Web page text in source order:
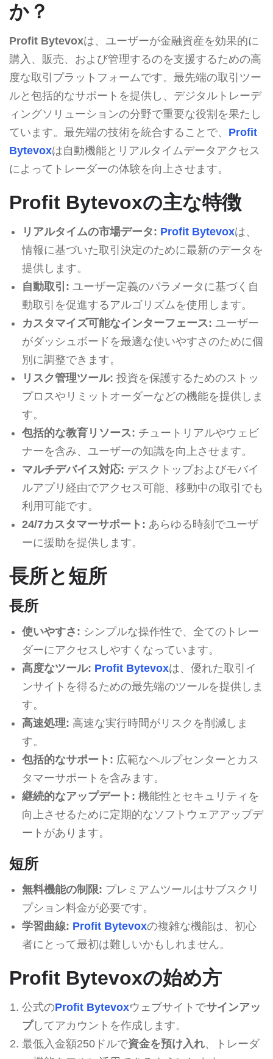
か？
Profit Bytevoxは、ユーザーが金融資産を効果的に
購入、販売、および管理するのを支援するための高
度な取引プラットフォームです。最先端の取引ツー
ルと包括的なサポートを提供し、デジタルトレーデ
ィングソリューションの分野で重要な役割を果たし
ています。最先端の技術を統合することで、 Profit
Bytevoxは自動機能とリアルタイムデータアクセス
によってトレーダーの体験を向上させます。
Profit Bytevoxの主な特徴
リアルタイムの市場データ: Profit Bytevoxは、
情報に基づいた取引決定のために最新のデータを
提供します。
自動取引: ユーザー定義のパラメータに基づく自
動取引を促進するアルゴリズムを使用します。
カスタマイズ可能なインターフェース: ユーザー
がダッシュボードを最適な使いやすさのために個
別に調整できます。
リスク管理ツール: 投資を保護するためのストッ
プロスやリミットオーダーなどの機能を提供しま
す。
包括的な教育リソース: チュートリアルやウェビ
ナーを含み、ユーザーの知識を向上させます。
マルチデバイス対応: デスクトップおよびモバイ
ルアプリ経由でアクセス可能、移動中の取引でも
利用可能です。
24/7カスタマーサポート: あらゆる時刻でユーザ
ーに援助を提供します。
長所と短所
長所
使いやすさ: シンプルな操作性で、全てのトレー
ダーにアクセスしやすくなっています。
高度なツール: Profit Bytevoxは、優れた取引イ
ンサイトを得るための最先端のツールを提供しま
す。
高速処理: 高速な実行時間がリスクを削減しま
す。
包括的なサポート: 広範なヘルプセンターとカス
タマーサポートを含みます。
継続的なアップデート: 機能性とセキュリティを
向上させるために定期的なソフトウェアアップデ
ートがあります。
短所
無料機能の制限: プレミアムツールはサブスクリ
プション料金が必要です。
学習曲線: Profit Bytevoxの複雑な機能は、初心
者にとって最初は難しいかもしれません。
Profit Bytevoxの始め方
公式のProfit Bytevoxウェブサイトでサインアッ
プしてアカウントを作成します。
最低入金額250ドルで資金を預け入れ、トレーダ